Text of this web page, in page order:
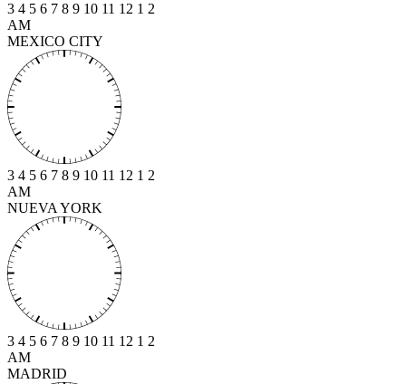
3 4 5 6 7 8 9 10 11 12 1 2
AM
MEXICO CITY
3 4 5 6 7 8 9 10 11 12 1 2
AM
NUEVA YORK
3 4 5 6 7 8 9 10 11 12 1 2
AM
MADRID